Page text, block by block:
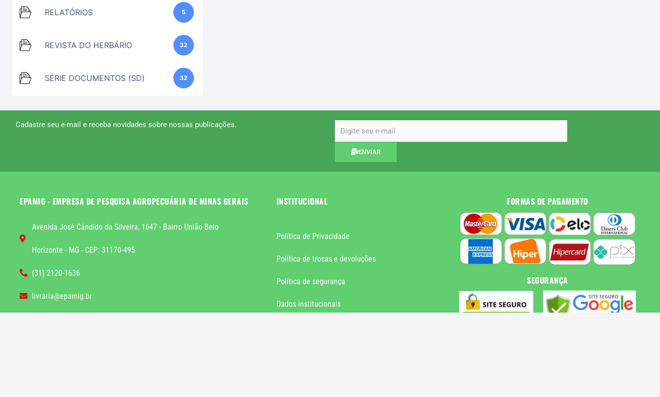
RELATÓRIOS 5
REVISTA DO HERBÁRIO 32
SÉRIE DOCUMENTOS (SD) 32
Cadastre seu e-mail e receba novidades sobre nossas publicações.
ENVIAR
EPAMIG - EMPRESA DE PESQUISA AGROPECUÁRIA DE MINAS GERAIS
Avenida José Cândido da Silveira, 1647 - Bairro União Belo
Horizonte - MG - CEP: 31170-495
(31) 2120-1636
livraria@epamig.br
INSTITUCIONAL
Política de Privacidade
Política de trocas e devoluções
Política de segurança
Dados institucionais
FORMAS DE PAGAMENTO
SEGURANÇA